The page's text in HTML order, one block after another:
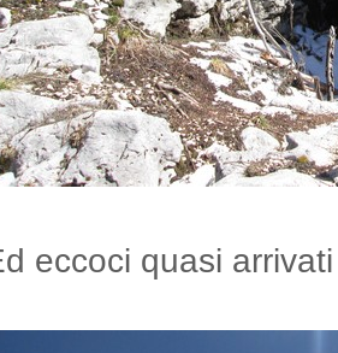
eccoci quasi